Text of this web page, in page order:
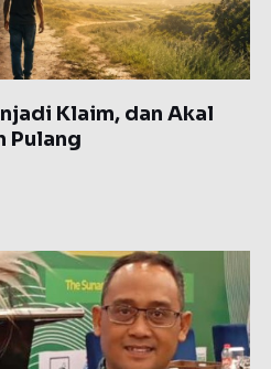
Klaim, dan Akal
Pulang